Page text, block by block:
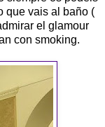
que vais al baño (
el glamour
con smoking.